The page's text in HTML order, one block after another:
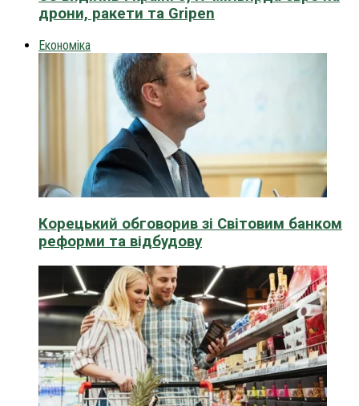
дрони, ракети та Gripen
Економіка
Корецький обговорив зі Світовим банком
реформи та відбудову